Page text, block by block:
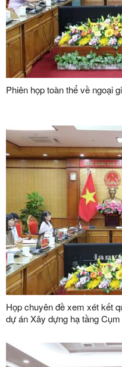
Phiên họp toàn thể về ngoại
Họp chuyên đề xem xét kết
dự án Xây dựng hạ tầng
phục vụ giải phóng mặt bằng
Sơn